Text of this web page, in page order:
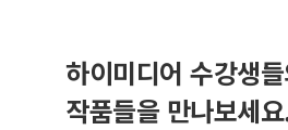
하이미디어 수강생
작품들을 만나보세